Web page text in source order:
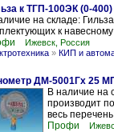
к ТГП-100ЭК (0-400)
на складе:
к
Ижевск, Россия
» КИП и
ДМ-5001Гх 25
В наличие
производит
весь
Профи